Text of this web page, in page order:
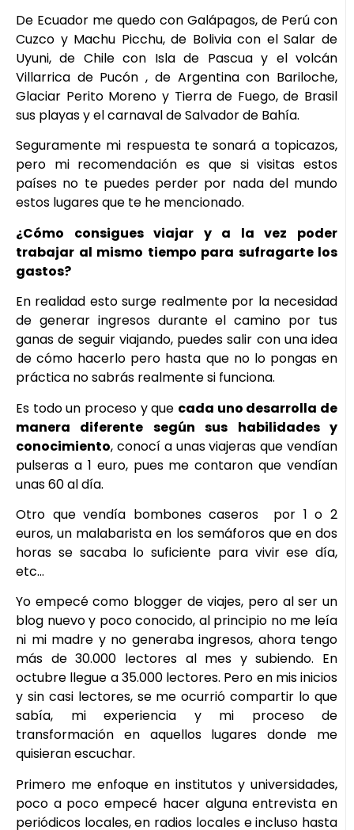
De Ecuador me quedo con Galápagos, de Perú con
Cuzco y Machu Picchu, de Bolivia con el Salar de
Uyuni, de Chile con Isla de Pascua y el volcán
Villarrica de Pucón , de Argentina con Bariloche,
Glaciar Perito Moreno y Tierra de Fuego, de Brasil
sus playas y el carnaval de Salvador de Bahía.
Seguramente mi respuesta te sonará a topicazos,
pero mi recomendación es que si visitas estos
países no te puedes perder por nada del mundo
estos lugares que te he mencionado.
¿Cómo consigues viajar y a la vez poder
trabajar al mismo tiempo para sufragarte los
gastos?
En realidad esto surge realmente por la necesidad
de generar ingresos durante el camino por tus
ganas de seguir viajando, puedes salir con una idea
de cómo hacerlo pero hasta que no lo pongas en
práctica no sabrás realmente si funciona.
Es todo un proceso y que cada uno desarrolla de
manera diferente según sus habilidades y
conocimiento, conocí a unas viajeras que vendían
pulseras a 1 euro, pues me contaron que vendían
unas 60 al día.
Otro que vendía bombones caseros por 1 o 2
euros, un malabarista en los semáforos que en dos
horas se sacaba lo suficiente para vivir ese día,
etc…
Yo empecé como blogger de viajes, pero al ser un
blog nuevo y poco conocido, al principio no me leía
ni mi madre y no generaba ingresos, ahora tengo
más de 30.000 lectores al mes y subiendo. En
octubre llegue a 35.000 lectores. Pero en mis inicios
y sin casi lectores, se me ocurrió compartir lo que
sabía, mi experiencia y mi proceso de
transformación en aquellos lugares donde me
quisieran escuchar.
Primero me enfoque en institutos y universidades,
poco a poco empecé hacer alguna entrevista en
periódicos locales, en radios locales e incluso hasta